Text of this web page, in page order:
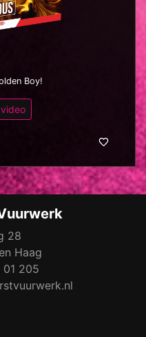
Boy!
28
Haag
205